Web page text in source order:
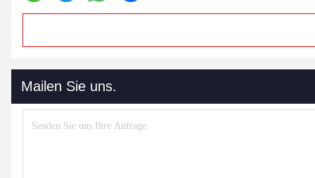
Mailen Sie uns.